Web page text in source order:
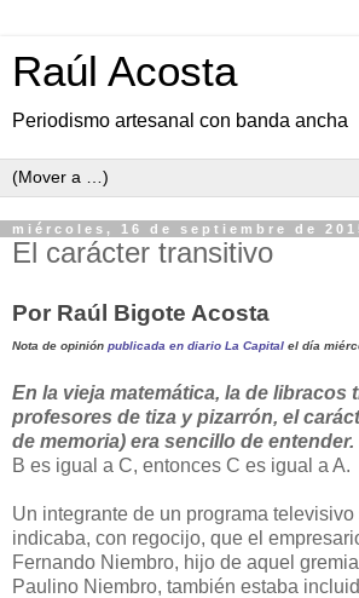
Raúl Acosta
Periodismo artesanal con banda ancha
miércoles, 16 de septiembre de
El carácter transitivo
Por Raúl Bigote Acosta
Nota de opinión publicada en diario La Capital el día
En la vieja matemática, la de libracos
profesores de tiza y pizarrón, el
de memoria) era sencillo de entender.
B es igual a C, entonces C es igual a A.
Un integrante de un programa
indicaba, con regocijo, que el
Fernando Niembro, hijo de aquel
Paulino Niembro, también estaba